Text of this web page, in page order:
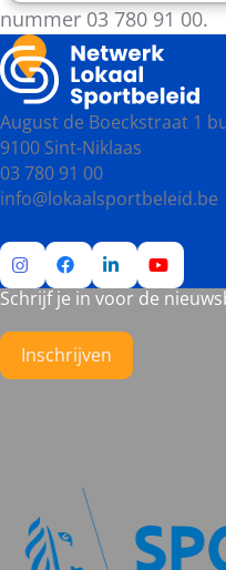
nummer 03 780 91 00.
August de Boeckstraat 1
9100 Sint-Niklaas
03 780 91 00
info@lokaalsportbeleid.be
Ga
Instagram
Ga
Facebook
Ga
LinkedIn
Ga
Schrijf je in voor de
Inschrijven